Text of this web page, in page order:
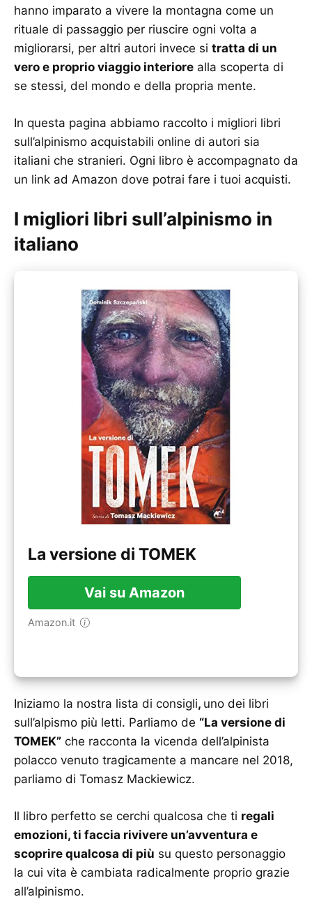
hanno imparato a vivere la montagna come un
rituale di passaggio per riuscire ogni volta a
migliorarsi, per altri autori invece si tratta di un
vero e proprio viaggio interiore alla scoperta di
se stessi, del mondo e della propria mente.
In questa pagina abbiamo raccolto i migliori libri
sull’alpinismo acquistabili online di autori sia
italiani che stranieri. Ogni libro è accompagnato da
un link ad Amazon dove potrai fare i tuoi acquisti.
I migliori libri sull’alpinismo in
italiano
La versione di TOMEK
Vai su Amazon
Amazon.it
Iniziamo la nostra lista di consigli, uno dei libri
sull’alpismo più letti. Parliamo de “La versione di
TOMEK” che racconta la vicenda dell’alpinista
polacco venuto tragicamente a mancare nel 2018,
parliamo di Tomasz Mackiewicz.
Il libro perfetto se cerchi qualcosa che ti regali
emozioni, ti faccia rivivere un’avventura e
scoprire qualcosa di più su questo personaggio
la cui vita è cambiata radicalmente proprio grazie
all’alpinismo.